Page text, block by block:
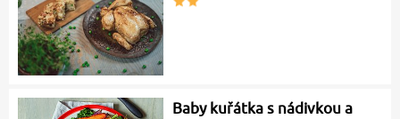
Baby kuřátka s nádivkou a